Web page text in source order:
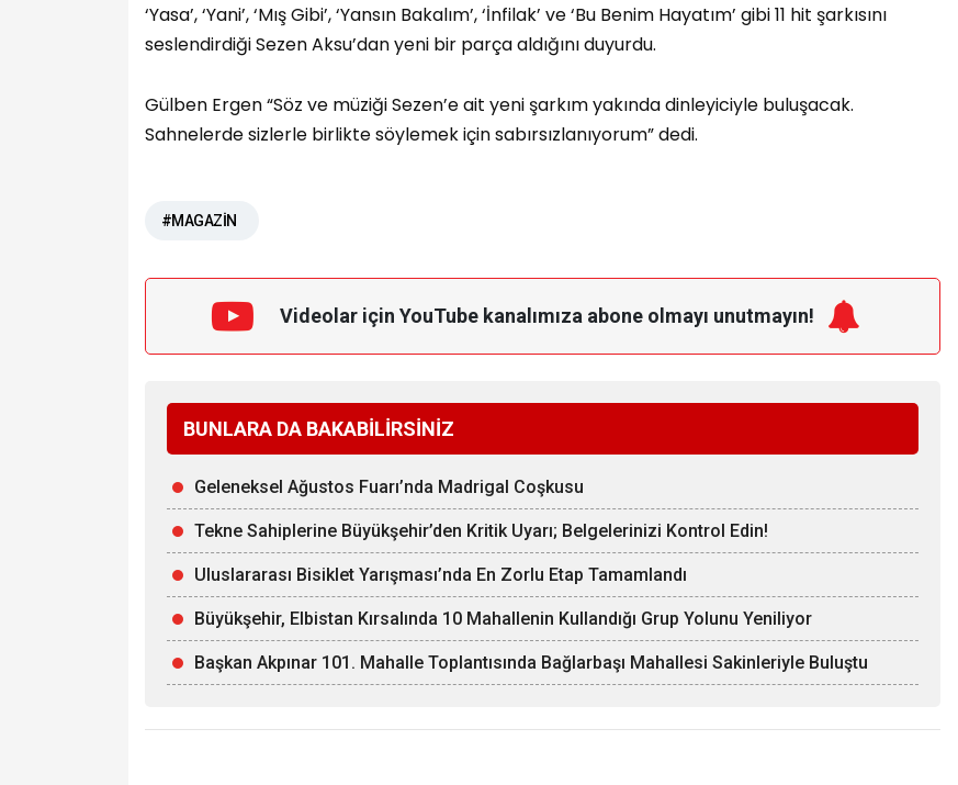
‘Yasa’, ‘Yani’, ‘Mış Gibi’, ‘Yansın Bakalım’, ‘İnfilak’ ve ‘Bu Benim Hayatım’ gibi 11 hit şarkısını
seslendirdiği Sezen Aksu’dan yeni bir parça aldığını duyurdu.
Gülben Ergen “Söz ve müziği Sezen’e ait yeni şarkım yakında dinleyiciyle buluşacak.
Sahnelerde sizlerle birlikte söylemek için sabırsızlanıyorum” dedi.
#MAGAZİN
Videolar için YouTube kanalımıza abone olmayı unutmayın!
BUNLARA DA BAKABİLİRSİNİZ
Geleneksel Ağustos Fuarı’nda Madrigal Coşkusu
Tekne Sahiplerine Büyükşehir’den Kritik Uyarı; Belgelerinizi Kontrol Edin!
Uluslararası Bisiklet Yarışması’nda En Zorlu Etap Tamamlandı
Büyükşehir, Elbistan Kırsalında 10 Mahallenin Kullandığı Grup Yolunu Yeniliyor
Başkan Akpınar 101. Mahalle Toplantısında Bağlarbaşı Mahallesi Sakinleriyle Buluştu